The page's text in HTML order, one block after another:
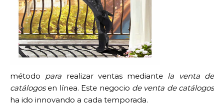
método para realizar ventas mediante la venta de
catálogosen línea. Este negocio de venta de catálogos
ha ido innovando a cada temporada.